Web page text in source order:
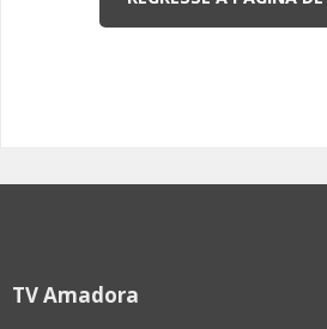
TV Amadora